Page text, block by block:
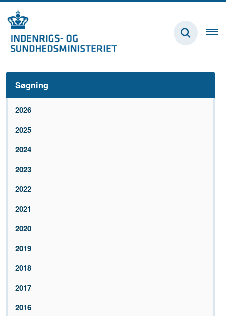
Søgning
2026
2025
2024
2023
2022
2021
2020
2019
2018
2017
2016